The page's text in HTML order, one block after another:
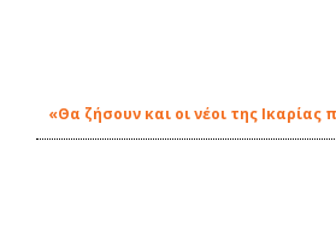
«Θα ζήσουν και οι νέοι της